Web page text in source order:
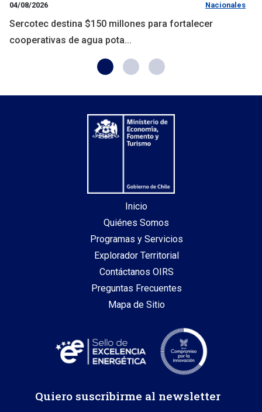
04/08/2026 Nacionales
Sercotec destina $150 millones para fortalecer
cooperativas de agua pota...
Inicio
Quiénes Somos
Programas y Servicios
Explorador Territorial
Contáctanos OIRS
Preguntas Frecuentes
Mapa de Sitio
Quiero suscribirme al newsletter